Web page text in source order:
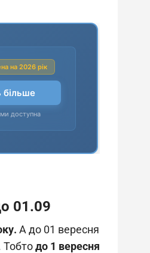
01.09
А до 01 вересня
Тобтодо 1 вересня